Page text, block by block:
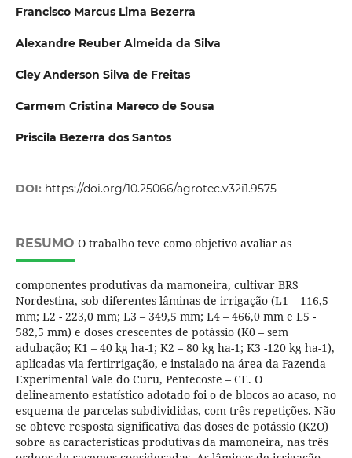
Francisco Marcus Lima Bezerra
Alexandre Reuber Almeida da Silva
Cley Anderson Silva de Freitas
Carmem Cristina Mareco de Sousa
Priscila Bezerra dos Santos
DOI: https://doi.org/10.25066/agrotec.v32i1.9575
RESUMO O trabalho teve como objetivo avaliar as
componentes produtivas da mamoneira, cultivar BRS
Nordestina, sob diferentes lâminas de irrigação (L1 – 116,5
mm; L2 - 223,0 mm; L3 – 349,5 mm; L4 – 466,0 mm e L5 -
582,5 mm) e doses crescentes de potássio (K0 – sem
adubação; K1 – 40 kg ha-1; K2 – 80 kg ha-1; K3 -120 kg ha-1),
aplicadas via fertirrigação, e instalado na área da Fazenda
Experimental Vale do Curu, Pentecoste – CE. O
delineamento estatístico adotado foi o de blocos ao acaso, no
esquema de parcelas subdivididas, com três repetições. Não
se obteve resposta significativa das doses de potássio (K2O)
sobre as características produtivas da mamoneira, nas três